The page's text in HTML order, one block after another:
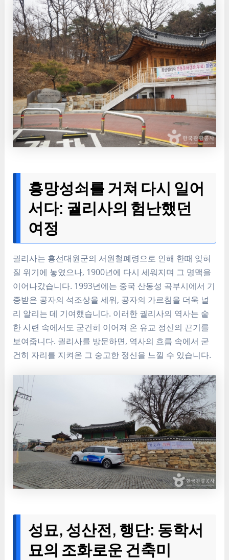
흥망성쇠를 거쳐 다시 일어
서다: 궐리사의 험난했던
여정
궐리사는 흥선대원군의 서원철폐령으로 인해 한때 잊혀
질 위기에 놓였으나, 1900년에 다시 세워지며 그 명맥을
이어나갔습니다. 1993년에는 중국 산동성 곡부시에서 기
증받은 공자의 석조상을 세워, 공자의 가르침을 더욱 널
리 알리는 데 기여했습니다. 이러한 궐리사의 역사는 숱
한 시련 속에서도 굳건히 이어져 온 유교 정신의 끈기를
보여줍니다. 궐리사를 방문하면, 역사의 흐름 속에서 굳
건히 자리를 지켜온 그 숭고한 정신을 느낄 수 있습니다.
성묘, 성산전, 행단: 동학서
묘의 조화로운 건축미